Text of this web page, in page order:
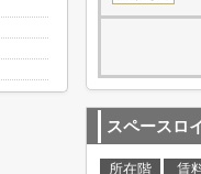
スペースロ
所在階 賃